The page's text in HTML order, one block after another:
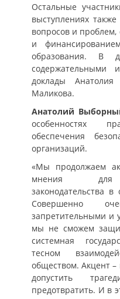
Остальные
выступлениях
вопросов и
и
образования. В
содержательными
доклады
Маликова.
Анатолий
особенностях
обеспечения
организаций.
«Мы продолжаем
мнения для
законодательства
Совершенно
запретительными и
мы не сможем
системная
тесном
обществом. Акцент
допустить
предотвратить. И в